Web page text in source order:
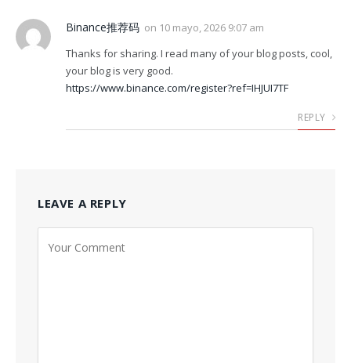
Binance推荐码 on 10 mayo, 2026 9:07 am
Thanks for sharing. I read many of your blog posts, cool,
your blog is very good.
https://www.binance.com/register?ref=IHJUI7TF
REPLY
LEAVE A REPLY